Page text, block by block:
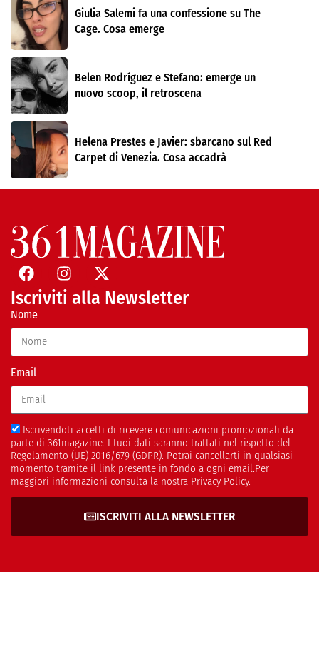
Giulia Salemi fa una confessione su The
Cage. Cosa emerge
Belen Rodríguez e Stefano: emerge un
nuovo scoop, il retroscena
Helena Prestes e Javier: sbarcano sul Red
Carpet di Venezia. Cosa accadrà
Iscriviti alla Newsletter
Nome
Email
Iscrivendoti accetti di ricevere comunicazioni promozionali da
parte di 361magazine. I tuoi dati saranno trattati nel rispetto del
Regolamento (UE) 2016/679 (GDPR). Potrai cancellarti in qualsiasi
momento tramite il link presente in fondo a ogni email.Per
maggiori informazioni consulta la nostra Privacy Policy.
ISCRIVITI ALLA NEWSLETTER